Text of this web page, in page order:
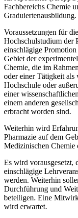
Fachbereichs Chemie
Graduiertenausbildung.
Voraussetzungen für
Hochschulstudium der
einschlägige
Gebiet der
Chemie, die im
oder einer Tätigkeit
Hochschule oder
einer
einem anderen
erbracht worden sind.
Weiterhin wird
Pharmazie auf dem
Medizinischen Chemie
Es wird vorausgesetzt,
einschlägige
werden. Weiterhin
Durchführung und
beteiligen. Eine
wird erwartet.